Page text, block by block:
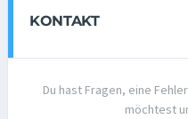
KONTAKT
Du hast Fragen, eine
möchtest